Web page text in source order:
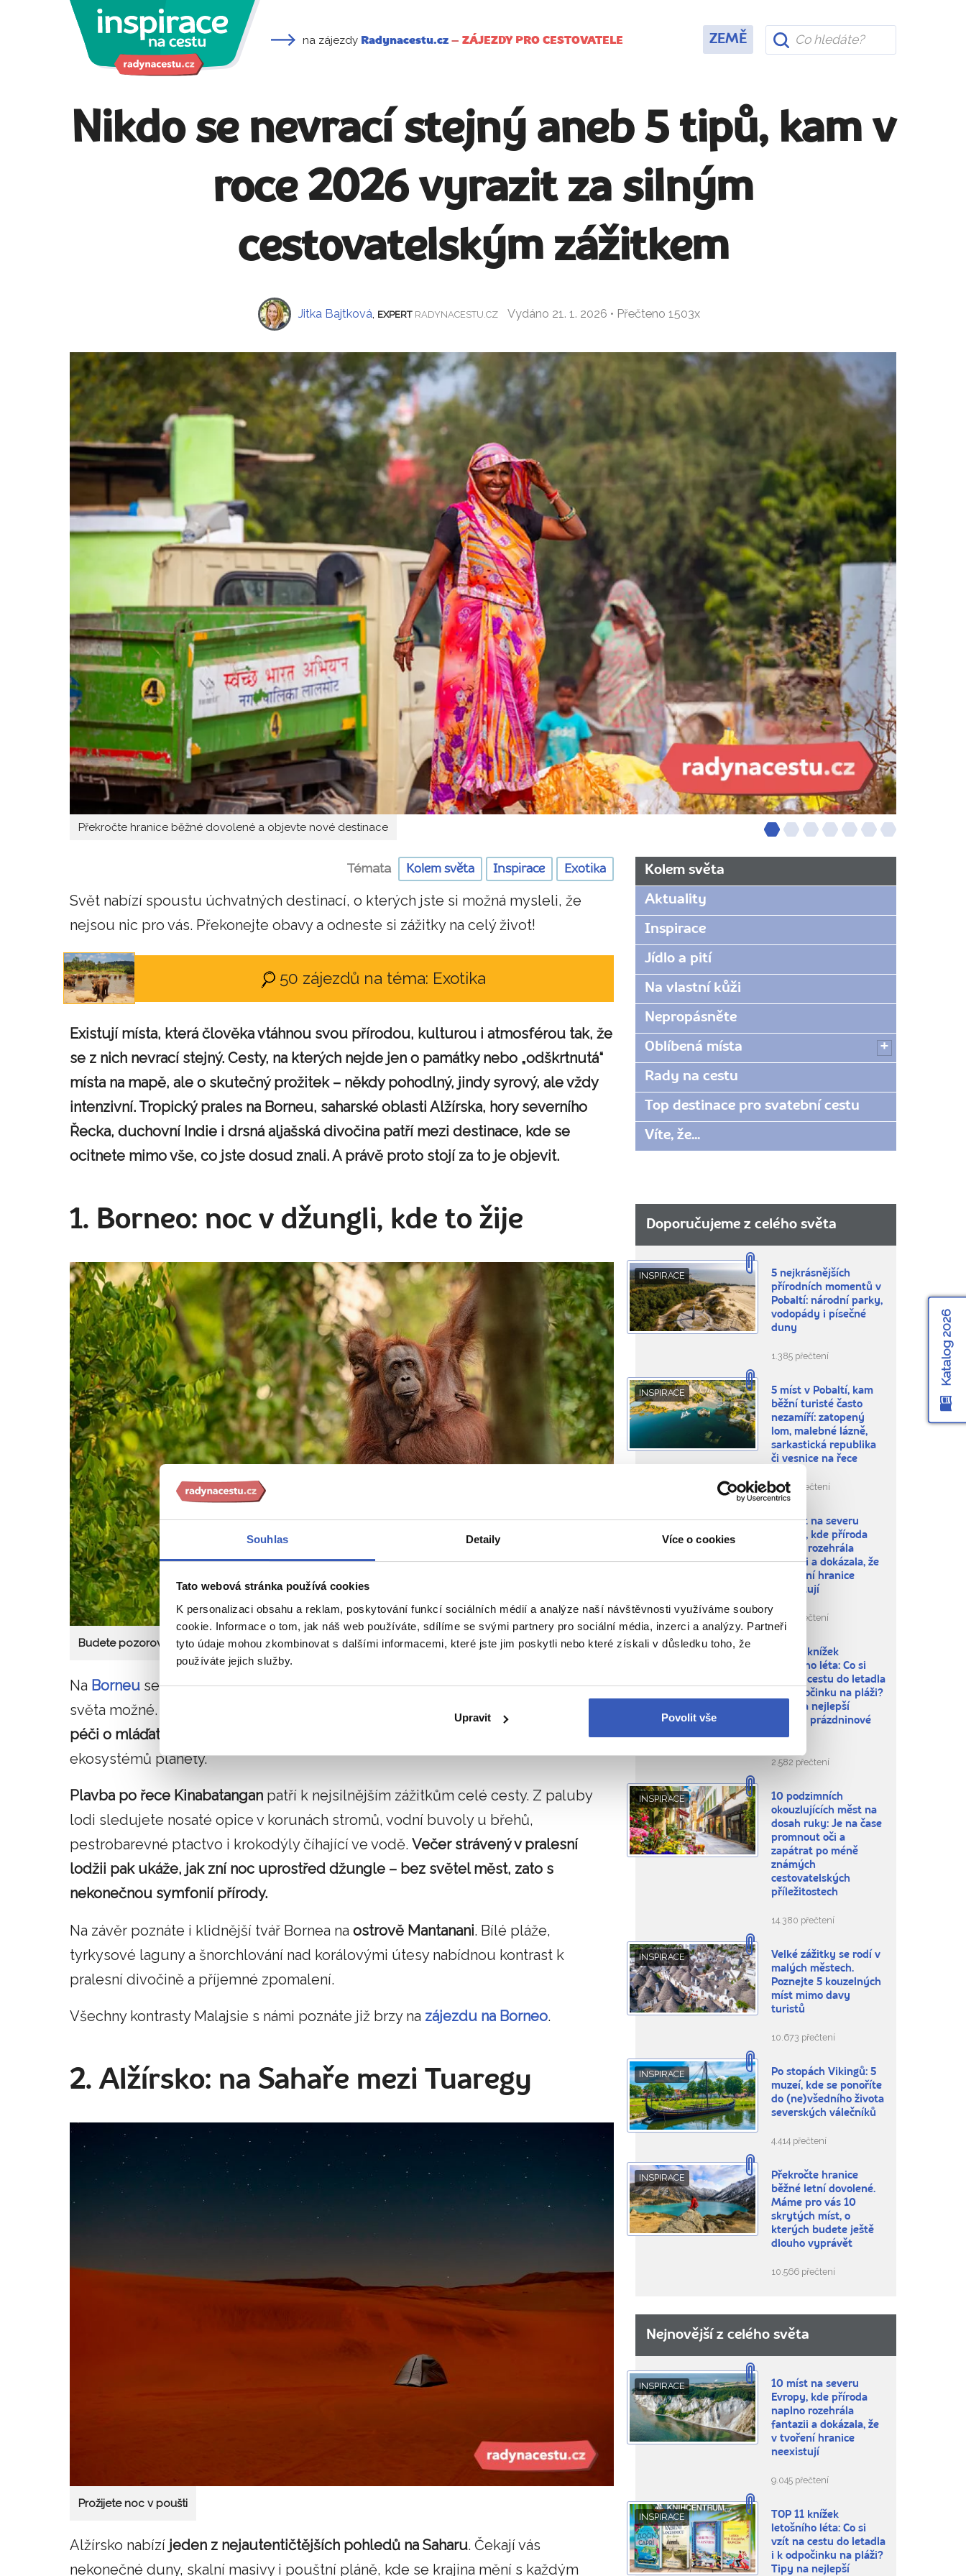
Souhlas Detaily Více o cookies
Tato webová stránka používá cookies
K personalizaci obsahu a reklam, poskytování funkcí sociálních médií a analýze naší návštěvnosti využíváme soubory
cookie. Informace o tom, jak náš web používáte, sdílíme se svými partnery pro sociální média, inzerci a analýzy. Partneři
tyto údaje mohou zkombinovat s dalšími informacemi, které jste jim poskytli nebo které získali v důsledku toho, že
používáte jejich služby.
Upravit Povolit vše
na zájezdy Radynacestu.cz – ZÁJEZDY PRO CESTOVATELE ZEMĚ
Nikdo se nevrací stejný aneb 5 tipů, kam v
roce 2026 vyrazit za silným
cestovatelským zážitkem
Jitka Bajtková, EXPERT RADYNACESTU.CZ Vydáno 21. 1. 2026 • Přečteno 1503x
Překročte hranice běžné dovolené a objevte nové destinace
Témata Kolem světa Inspirace Exotika
Svět nabízí spoustu úchvatných destinací, o kterých jste si možná mysleli, že
nejsou nic pro vás. Překonejte obavy a odneste si zážitky na celý život!
50 zájezdů na téma: Exotika
Existují místa, která člověka vtáhnou svou přírodou, kulturou i atmosférou tak, že
se z nich nevrací stejný. Cesty, na kterých nejde jen o památky nebo „odškrtnutá“
místa na mapě, ale o skutečný prožitek – někdy pohodlný, jindy syrový, ale vždy
intenzivní. Tropický prales na Borneu, saharské oblasti Alžírska, hory severního
Řecka, duchovní Indie i drsná aljašská divočina patří mezi destinace, kde se
ocitnete mimo vše, co jste dosud znali. A právě proto stojí za to je objevit.
1. Borneo: noc v džungli, kde to žije
Budete pozorovat orangutany v jejich přirozeném prostředí
Na Borneu se dostanete blíž k tropické přírodě, než je dnes v mnoha částech
světa možné. V chráněných rezervacích budete pozorovatorangutany při krmení i
péči o mláďata
ekosystémů planety.
Plavba po řece Kinabatangan patří k nejsilnějším zážitkům celé cesty. Z paluby
lodi sledujete nosaté opice v korunách stromů, vodní buvoly u břehů,
pestrobarevné ptactvo i krokodýly číhající ve vodě. Večer strávený v pralesní
lodžii pak ukáže, jak zní noc uprostřed džungle – bez světel měst, zato s
nekonečnou symfonií přírody.
Na závěr poznáte i klidnější tvář Bornea na ostrově Mantanani. Bílé pláže,
tyrkysové laguny a šnorchlování nad korálovými útesy nabídnou kontrast k
pralesní divočině a příjemné zpomalení.
Všechny kontrasty Malajsie s námi poznáte již brzy na zájezdu na Borneo.
2. Alžírsko: na Sahaře mezi Tuaregy
Prožijete noc v poušti
Alžírsko nabízí jeden z nejautentičtějších pohledů na Saharu. Čekají vás
nekonečné duny, skalní masivy i pouštní pláně, kde se krajina mění s každým
Kolem světa
Aktuality
Inspirace
Jídlo a pití
Na vlastní kůži
Nepropásněte
Oblíbená místa
Rady na cestu
Top destinace pro svatební cestu
Víte, že...
Doporučujeme z celého světa
INSPIRACE
5 nejkrásnějších
přírodních momentů v
Pobaltí: národní parky,
vodopády i písečné
duny
1.385 přečtení
INSPIRACE
5 míst v Pobaltí, kam
běžní turisté často
nezamíří: zatopený
lom, malebné lázně,
sarkastická republika
či vesnice na řece
3.987 přečtení
INSPIRACE
10 míst na severu
Evropy, kde příroda
naplno rozehrála
fantazii a dokázala, že
v tvoření hranice
neexistují
9.045 přečtení
TOP 11 knížek
letošního léta: Co si
vzít na cestu do letadla
i k odpočinku na pláži?
Tipy na nejlepší
(nejen) prázdninové
čtení!
2.582 přečtení
INSPIRACE
10 podzimních
okouzlujících měst na
dosah ruky: Je na čase
promnout oči a
zapátrat po méně
známých
cestovatelských
příležitostech
14.380 přečtení
INSPIRACE
Velké zážitky se rodí v
malých městech.
Poznejte 5 kouzelných
míst mimo davy
turistů
10.673 přečtení
INSPIRACE
Po stopách Vikingů: 5
muzeí, kde se ponoříte
do (ne)všedního života
severských válečníků
4.414 přečtení
INSPIRACE
Překročte hranice
běžné letní dovolené.
Máme pro vás 10
skrytých míst, o
kterých budete ještě
dlouho vyprávět
10.566 přečtení
Nejnovější z celého světa
INSPIRACE
10 míst na severu
Evropy, kde příroda
naplno rozehrála
fantazii a dokázala, že
v tvoření hranice
neexistují
9.045 přečtení
INSPIRACE
TOP 11 knížek
letošního léta: Co si
vzít na cestu do letadla
i k odpočinku na pláži?
Tipy na nejlepší
Katalog 2026